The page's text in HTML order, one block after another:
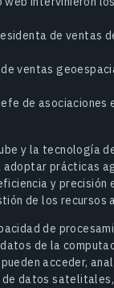
de ventas
ventas
de asociaciones
y la tecnología
adoptar prácticas
y precisión
de los recursos
de
de la
acceder,
datos